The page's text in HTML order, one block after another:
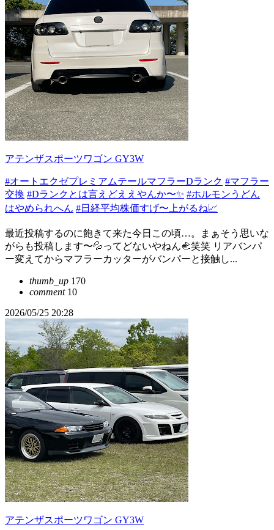
アテンザスポーツワゴン GY3W
#オートエクゼプレミアムテールマフラーDランク #マフラー
交換 #Dランクとは言えどええやんか〜✨ #ホルモンうどん
はやめられへん #日経平均株価すげ〜上がるね📈
最近投稿するのに飽きて来た今日この頃…。まぁそう思いな
がらも投稿します〜💦ってどないやねん🫲笑笑 リアバンパ
ー変えてからマフラーカッターがバンパーと接触し...
thumb_up 170
comment10
2026/05/25 20:28
アテンザスポーツワゴン GY3W